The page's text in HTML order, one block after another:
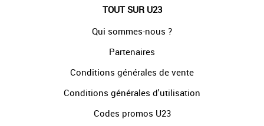
TOUT SUR U23
Qui sommes-nous ?
Partenaires
Conditions générales de vente
Conditions générales d'utilisation
Codes promos U23